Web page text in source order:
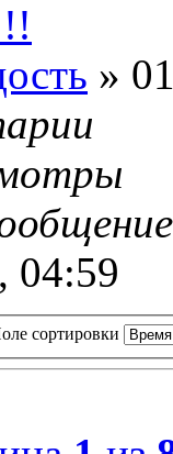
»
04:59
сортировки